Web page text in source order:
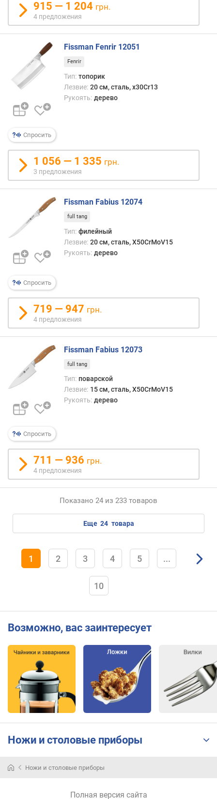
915 — 1 204 грн.
4 предложения
Спросить
Fissman Fenrir 12051
Fenrir
Тип: топорик
Лезвие: 20 см, сталь, x30Cr13
Рукоять: дерево
1 056 — 1 335 грн.
3 предложения
Спросить
Fissman Fabius 12074
full tang
Тип: филейный
Лезвие: 20 см, сталь, X50CrMoV15
Рукоять: дерево
719 — 947 грн.
4 предложения
Спросить
Fissman Fabius 12073
full tang
Тип: поварской
Лезвие: 15 см, сталь, X50CrMoV15
Рукоять: дерево
711 — 936 грн.
4 предложения
Показано 24 из 233 товаров
еще 24 товара
1 2 3 4 5 ...
10
Возможно, вас заинтересует
Ножи и столовые приборы
Ножи и столовые приборы
Полная версия сайта